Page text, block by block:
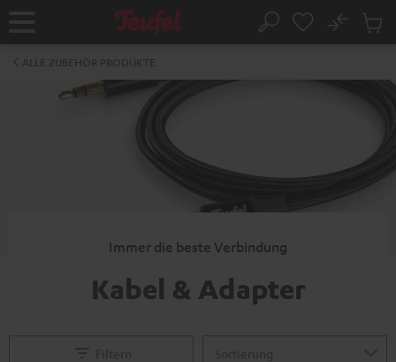
Startseite Suche
No
Immer die beste Verbindung
Kabel & Adapter